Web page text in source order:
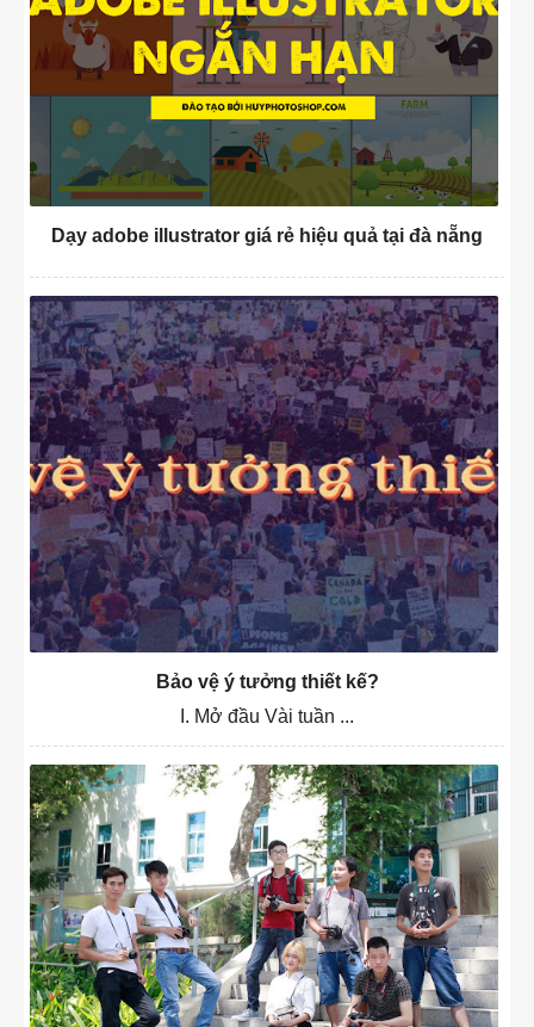
Dạy adobe illustrator giá rẻ hiệu quả tại đà nẵng
Bảo vệ ý tưởng thiết kế?
I. Mở đầu Vài tuần ...